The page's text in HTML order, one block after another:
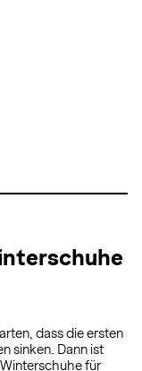
dass die ersten
sinken. Dann ist
für